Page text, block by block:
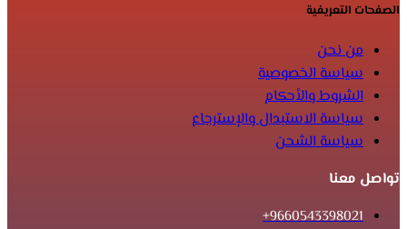
الصفحات التعريفية
من نحن
سياسة الخصوصية
الشروط والأحكام
سياسة الاستبدال والإسترجاع
سياسة الشحن
تواصل معنا
9660543398021+